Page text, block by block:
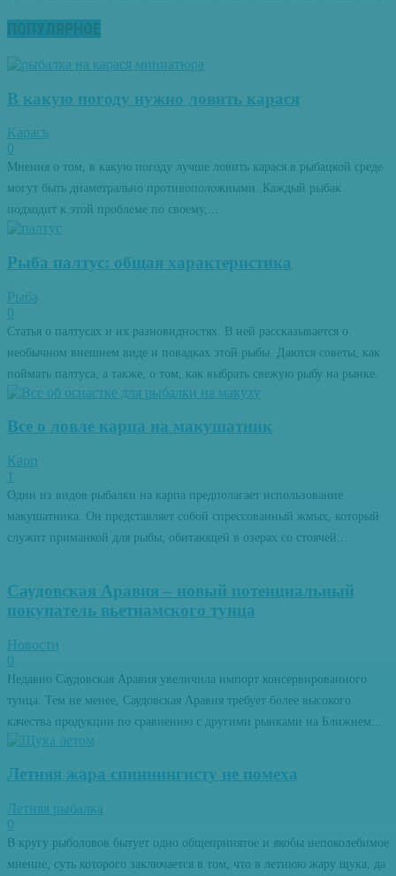
ПОПУЛЯРНОЕ
В какую погоду нужно ловить карася
Карась
0
Мнения о том, в какую погоду лучше ловить карася в рыбацкой среде
могут быть диаметрально противоположными. Каждый рыбак
подходит к этой проблеме по своему,...
Рыба палтус: общая характеристика
Рыба
0
Статья о палтусах и их разновидностях. В ней рассказывается о
необычном внешнем виде и повадках этой рыбы. Даются советы, как
поймать палтуса, а также, о том, как выбрать свежую рыбу на рынке.
Все о ловле карпа на макушатник
Карп
1
Один из видов рыбалки на карпа предполагает использование
макушатника. Он представляет собой спрессованный жмых, который
служит приманкой для рыбы, обитающей в озерах со стоячей...
Саудовская Аравия – новый потенциальный
покупатель вьетнамского тунца
Новости
0
Недавно Саудовская Аравия увеличила импорт консервированного
тунца. Тем не менее, Саудовская Аравия требует более высокого
качества продукции по сравнению с другими рынками на Ближнем...
Летняя жара спиннингисту не помеха
Летняя рыбалка
0
В кругу рыболовов бытует одно общепринятое и якобы непоколебимое
мнение, суть которого заключается в том, что в летнюю жару щука, да